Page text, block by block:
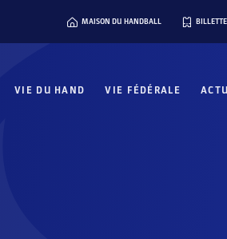
MAISON DU HANDBALL
VIE DU HAND VIE FÉDÉRALE